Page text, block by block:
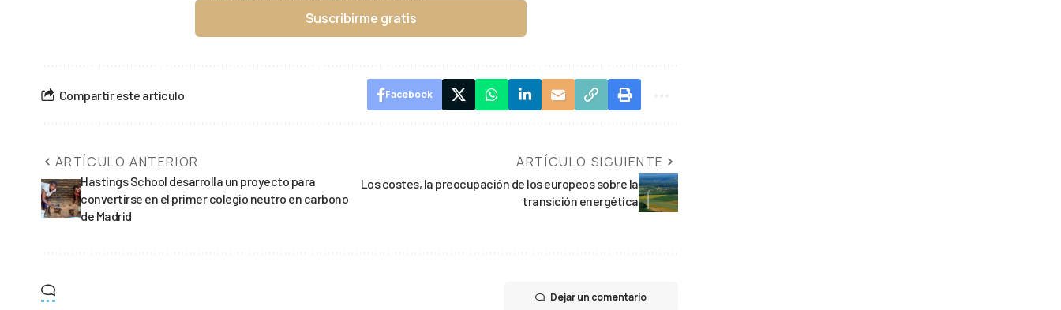
Suscribirme gratis
Compartir este artículo Facebook
ARTÍCULO ANTERIOR
Hastings School desarrolla un proyecto para
convertirse en el primer colegio neutro en carbono
de Madrid
ARTÍCULO SIGUIENTE
Los costes, la preocupación de los europeos sobre la
transición energética
Dejar un comentario